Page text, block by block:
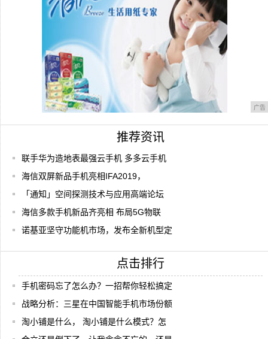
广告
推荐资讯
联手华为造地表最强云手机 多多云手机
海信双屏新品手机亮相IFA2019，
「通知」空间探测技术与应用高端论坛
海信多款手机新品齐亮相 布局5G物联
诺基亚坚守功能机市场，发布全新机型定
点击排行
手机密码忘了怎么办？一招帮你轻松搞定
战略分析：三星在中国智能手机市场份额
淘小铺是什么， 淘小铺是什么模式？怎